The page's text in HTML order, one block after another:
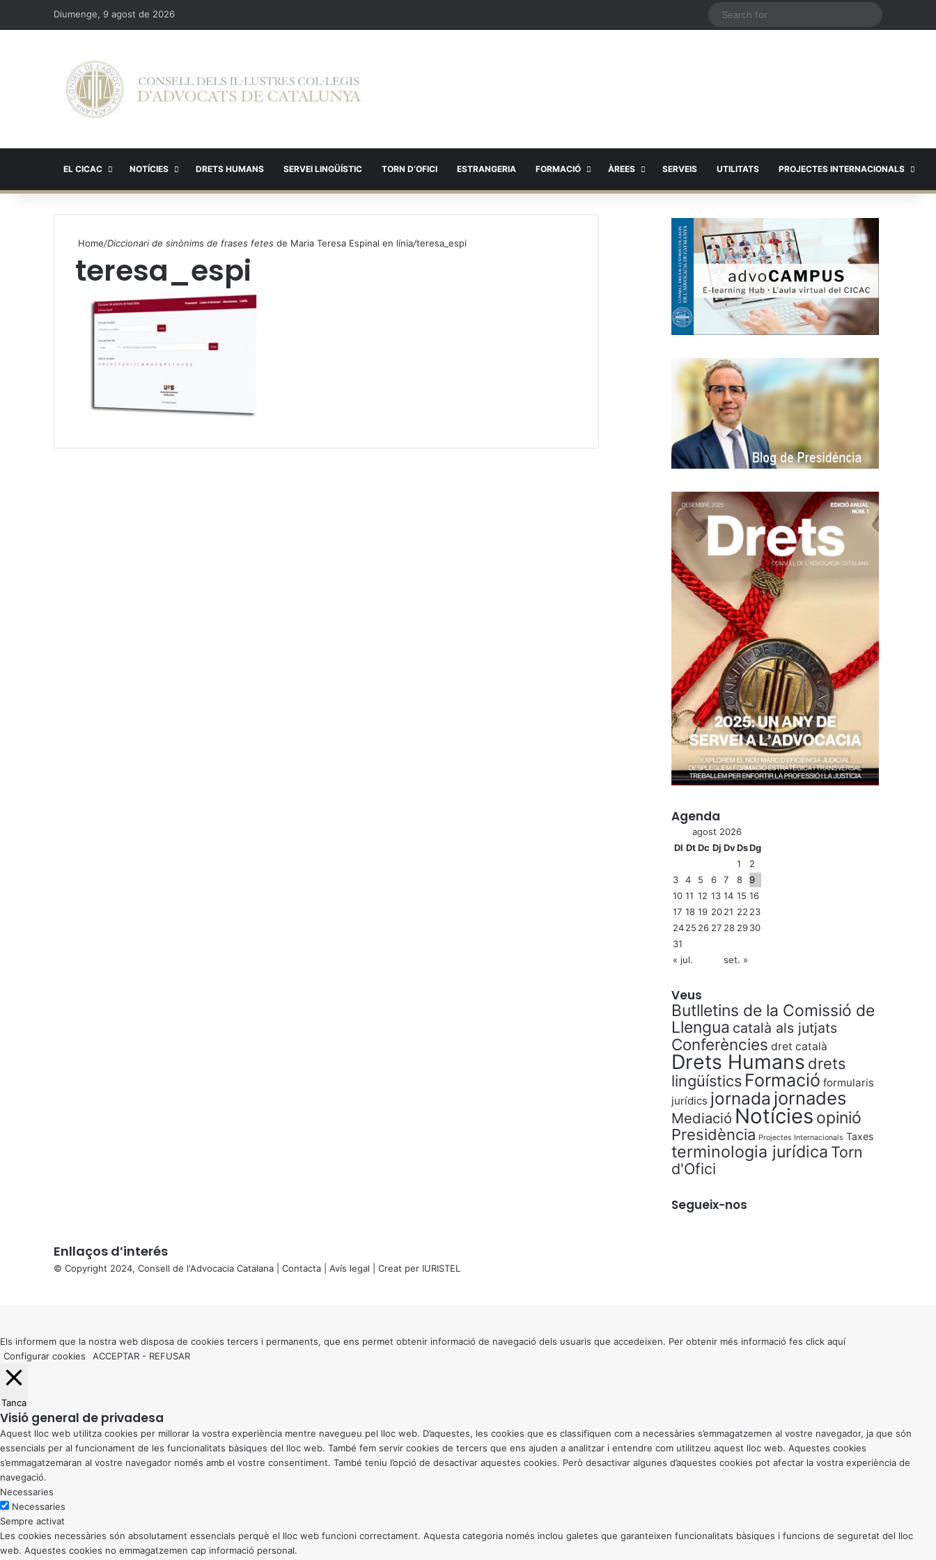
Diumenge, 9 agost de 2026
EL CICAC NOTÍCIES DRETS HUMANS SERVEI LINGÜÍSTIC TORN D’OFICI ESTRANGERIA FORMACIÓ ÀREES SERVEIS UTILITATS PROJECTES INTERNACIONALS
Home/Diccionari de sinònims de frases fetes de Maria Teresa Espinal en línia/teresa_espi
teresa_espi
Agenda
agost 2026
Dl Dt Dc Dj DvDsDg
1
2
3
4 5 6 7 8
9
10 11 12 13 14 15 16
17 18 19 2021 22 23
2425 26 27 28 2930
31
« jul.
set. »
Veus
Butlletins de la Comissió de
Llengua català als jutjats
Conferències dret català
Drets Humans drets
lingüístics Formació formularis
jurídics jornada jornades
Mediació Notícies opinió
Presidència Projectes Internacionals Taxes
terminologia jurídica Torn
d'Ofici
Segueix-nos
Enllaços d’interés
© Copyright 2024, Consell de l'Advocacia Catalana | Contacta Avís legal | Creat per IURISTEL
button
Els informem que la nostra web disposa de cookies tercers i permanents, que ens permet obtenir informació de navegació dels usuaris que accedeixen. Per obtenir més informació fes click aquí
Configurar cookies
ACCEPTAR - REFUSAR
Tanca
Visió general de privadesa
Aquest lloc web utilitza cookies per millorar la vostra experiència mentre navegueu pel lloc web. D’aquestes, les cookies que es classifiquen com a necessàries s’emmagatzemen al vostre navegador, ja que són
essencials per al funcionament de les funcionalitats bàsiques del lloc web. També fem servir cookies de tercers que ens ajuden a analitzar i entendre com utilitzeu aquest lloc web. Aquestes cookies
s’emmagatzemaran al vostre navegador només amb el vostre consentiment. També teniu l’opció de desactivar aquestes cookies. Però desactivar algunes d’aquestes cookies pot afectar la vostra experiència de
navegació.
Necessaries
Necessaries
Sempre activat
Les cookies necessàries són absolutament essencials perquè el lloc web funcioni correctament. Aquesta categoria només inclou galetes que garanteixen funcionalitats bàsiques i funcions de seguretat del lloc
web. Aquestes cookies no emmagatzemen cap informació personal.